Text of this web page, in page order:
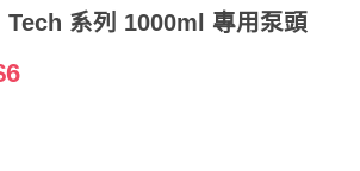
系列 1000ml 專用泵頭
6